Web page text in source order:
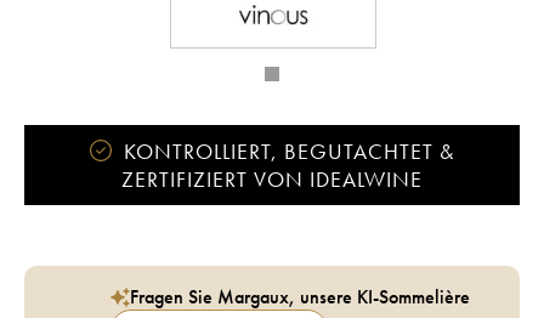
KONTROLLIERT, BEGUTACHTET &
ZERTIFIZIERT VON IDEALWINE
Fragen Sie Margaux, unsere KI-Sommelière